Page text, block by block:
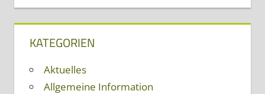
KATEGORIEN
Aktuelles
Allgemeine Information